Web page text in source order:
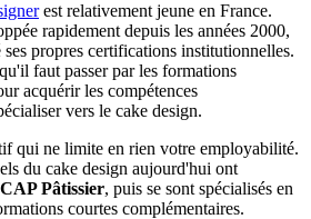
est relativement jeune en France.
rapidement depuis les années 2000,
ses propres certifications institutionnelles.
faut passer par les formations
acquérir les compétences
vers le cake design.
qui ne limite en rien votre employabilité.
du cake design aujourd'hui ont
Pâtissier, puis se sont spécialisés en
courtes complémentaires.